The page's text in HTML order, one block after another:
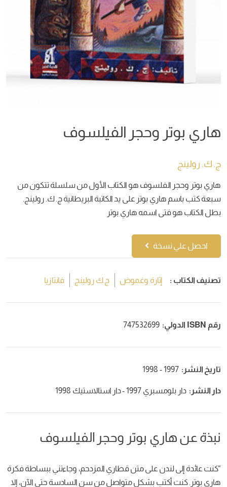
هاري بوتر وحجر الفيلسوف
ج. ك. رولينج
هاري بوتر وحجر الفلسوف هو الكتاب الأول من سلسلة تتكون من
سبعة كتب باسم هاري بوتر على يد الكاتبة البريطانية ج. ك. رولينج.
بطل الكتاب هو فتى اسمه هاري بوتر
احصل علي نسخة
تصنيف الكتاب : إثارة وغموض ج.ك رولينج فانتازيا
رقم ISBN الدولي: 747532699
تاريخ النشر: 1997 - 1998
دار النشر: دار بلومسبري 1997 - دار استالاستيك 1998
نبذة عن هاري بوتر وحجر الفيلسوف
“كنت عائدة إلى لندن على متن قطاري المزدحم، وجاءتني ببساطة فكرة
هاري بوتر. كنت أكتب بشكل متواصل من سن السادسة حتى الآن، إلا